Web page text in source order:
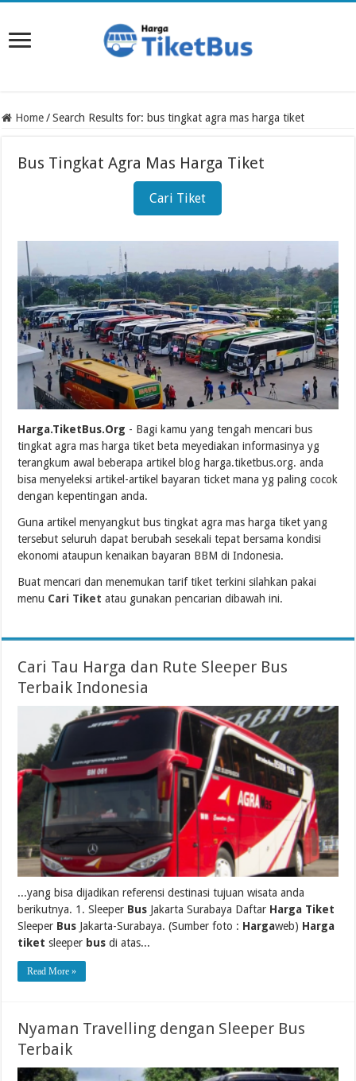
Home / Search Results for: bus tingkat agra mas harga tiket
Bus Tingkat Agra Mas Harga Tiket
Cari Tiket
Harga.TiketBus.Org - Bagi kamu yang tengah mencari bus
tingkat agra mas harga tiket beta meyediakan informasinya yg
terangkum awal beberapa artikel blog harga.tiketbus.org. anda
bisa menyeleksi artikel-artikel bayaran ticket mana yg paling cocok
dengan kepentingan anda.
Guna artikel menyangkut bus tingkat agra mas harga tiket yang
tersebut seluruh dapat berubah sesekali tepat bersama kondisi
ekonomi ataupun kenaikan bayaran BBM di Indonesia.
Buat mencari dan menemukan tarif tiket terkini silahkan pakai
menu Cari Tiket atau gunakan pencarian dibawah ini.
Cari Tau Harga dan Rute Sleeper Bus
Terbaik Indonesia
...yang bisa dijadikan referensi destinasi tujuan wisata anda
berikutnya. 1. Sleeper Bus Jakarta Surabaya Daftar Harga Tiket
Sleeper Bus Jakarta-Surabaya. (Sumber foto : Hargaweb) Harga
tiket sleeper bus di atas...
Read More »
Nyaman Travelling dengan Sleeper Bus
Terbaik